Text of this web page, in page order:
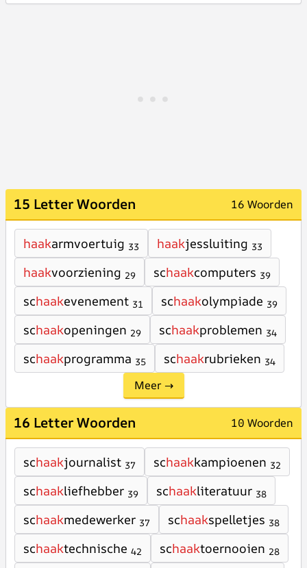
15 Letter Woorden 16 Woorden
haakarmvoertuig 33 haakjessluiting 33
haakvoorziening 29 schaakcomputers 39
schaakevenement 31 schaakolympiade 39
schaakopeningen 29 schaakproblemen 34
schaakprogramma 35 schaakrubrieken 34
Meer →
16 Letter Woorden 10 Woorden
schaakjournalist 37 schaakkampioenen 32
schaakliefhebber 39 schaakliteratuur 38
schaakmedewerker 37 schaakspelletjes 38
schaaktechnische 42 schaaktoernooien 28